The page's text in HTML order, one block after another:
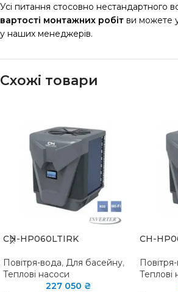
Усі питання стосовно нестандартного
вартості монтажних робіт ви можете
у наших менеджерів.
Схожі товари
CH-HP060LTIRK
Повітря-вода, Для басейну,
Теплові насоси
227 050 ₴
CH-
Теплові